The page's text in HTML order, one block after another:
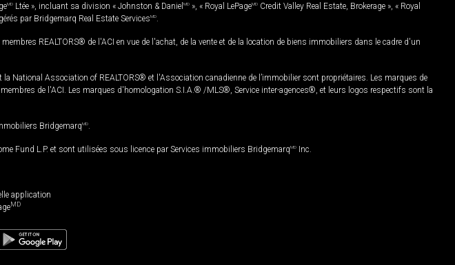
MD Ltée », incluant sa division « Johnston & Daniel MD », « Royal LePageMD Credit Valley Real Estate, Brokerage », « Royal
par Bridgemarq Real Estate ServicesMD
REALTORS® de l'ACI en vue de l'achat, de la vente et de la location de biens immobiliers dans le cadre d'un
National Association of REALTORS® et l'Association canadienne de l’immobilier sont propriétaires. Les marques de
de l'ACI. Les marques d'homologation S.I.A.® /MLS®, Service inter-agences®, et leurs logos respectifs sont la
BridgemarqMD
Fund L.P. et sont utilisées sous licence par Services immobiliers BridgemarqMD Inc.
application
MD